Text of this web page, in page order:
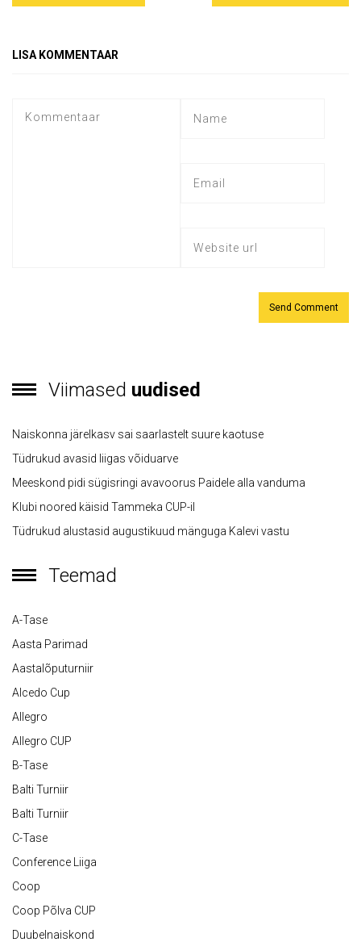
LISA KOMMENTAAR
Viimased uudised
Naiskonna järelkasv sai saarlastelt suure kaotuse
Tüdrukud avasid liigas võiduarve
Meeskond pidi sügisringi avavoorus Paidele alla vanduma
Klubi noored käisid Tammeka CUP-il
Tüdrukud alustasid augustikuud mänguga Kalevi vastu
Teemad
A-Tase
Aasta Parimad
Aastalõputurniir
Alcedo Cup
Allegro
Allegro CUP
B-Tase
Balti Turniir
Balti Turniir
C-Tase
Conference Liiga
Coop
Coop Põlva CUP
Duubelnaiskond